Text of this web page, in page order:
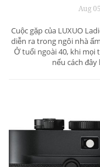
Aug
Cuộc gặp của LUXUO
diễn ra trong ngôi nhà
Ở tuổi ngoài 40, khi mọi
nếu cách